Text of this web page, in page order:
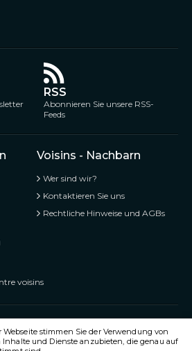
RSS
Abonnieren Sie unsere RSS-
Feeds
Voisins - Nachbarn
Wer sind wir?
Kontaktieren Sie uns
Rechtliche Hinweise und AGBs
voisins
Kostenlose und geteilte Informationen
2020 - 2026
Webseite stimmen Sie der Verwendung von
Inhalte und Dienste anzubieten, die genau auf